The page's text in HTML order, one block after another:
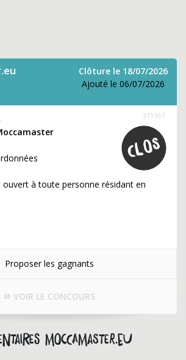
Clôture le 18/07/2026
Ajouté le 06/07/2026
371307
ouvert à toute personne résidant en
Proposer les gagnants
VOIR LE CONCOURS
moccamaster.eu